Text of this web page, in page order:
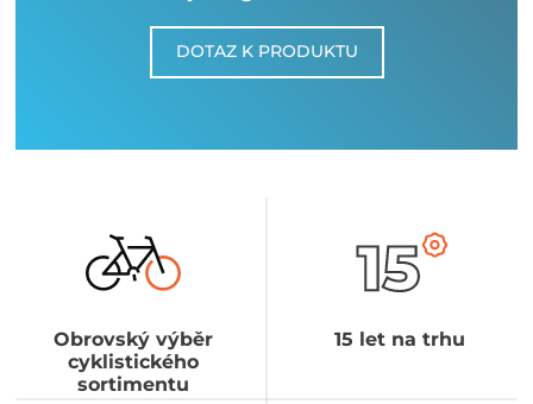
DOTAZ K PRODUKTU
Obrovský výběr
cyklistického
sortimentu
15 let na trhu